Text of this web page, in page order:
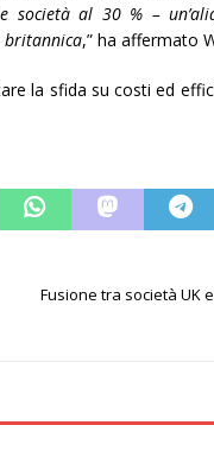
al 30 % –
britannica,” ha affermato
la sfida su costi ed
Fusione tra società UK